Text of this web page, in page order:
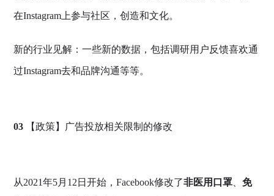
在Instagram上参与社区，创造和文化。
新的行业见解：一些新的数据，包括调研用户反馈喜欢通
过Instagram去和品牌沟通等等。
03 【政策】广告投放相关限制的修改
从2021年5月12日开始，Facebook修改了非医用口罩、 免